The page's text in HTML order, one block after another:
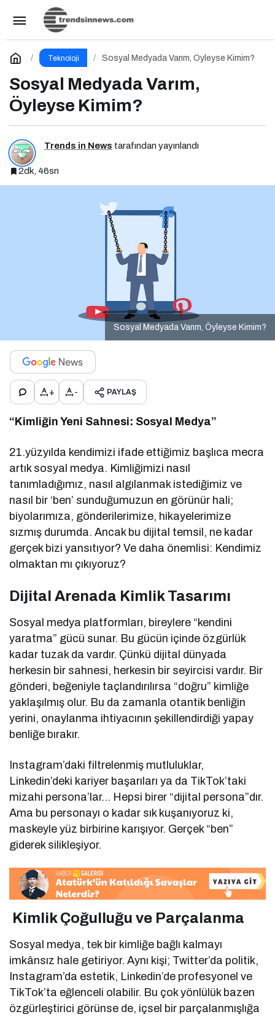
Teknoloji Sosyal Medyada Varım, Öyleyse Kimim?
Sosyal Medyada Varım,
Öyleyse Kimim?
Trends in News tarafından yayınlandı
2dk, 46sn
Sosyal Medyada Varım, Öyleyse Kimim?
+ - PAYLAŞ
“Kimliğin Yeni Sahnesi: Sosyal Medya”
21.yüzyılda kendimizi ifade ettiğimiz başlıca mecra
artık sosyal medya. Kimliğimizi nasıl
tanımladığımız, nasıl algılanmak istediğimiz ve
nasıl bir ‘ben’ sunduğumuzun en görünür hali;
biyolarımıza, gönderilerimize, hikayelerimize
sızmış durumda. Ancak bu dijital temsil, ne kadar
gerçek bizi yansıtıyor? Ve daha önemlisi: Kendimiz
olmaktan mı çıkıyoruz?
Dijital Arenada Kimlik Tasarımı
Sosyal medya platformları, bireylere “kendini
yaratma” gücü sunar. Bu gücün içinde özgürlük
kadar tuzak da vardır. Çünkü dijital dünyada
herkesin bir sahnesi, herkesin bir seyircisi vardır. Bir
gönderi, beğeniyle taçlandırılırsa “doğru” kimliğe
yaklaşılmış olur. Bu da zamanla otantik benliğin
yerini, onaylanma ihtiyacının şekillendirdiği yapay
benliğe bırakır.
Instagram’daki filtrelenmiş mutluluklar,
Linkedin’deki kariyer başarıları ya da TikTok’taki
mizahi persona’lar… Hepsi birer “dijital persona”dır.
Ama bu personayı o kadar sık kuşanıyoruz ki,
maskeyle yüz birbirine karışıyor. Gerçek “ben”
giderek silikleşiyor.
Kimlik Çoğulluğu ve Parçalanma
Sosyal medya, tek bir kimliğe bağlı kalmayı
imkânsız hale getiriyor. Aynı kişi; Twitter’da politik,
Instagram’da estetik, Linkedin’de profesyonel ve
TikTok’ta eğlenceli olabilir. Bu çok yönlülük bazen
özgürleştirici görünse de, içsel bir parçalanmışlığa
Fiber Hızında Gelişen Uçurum: Kimler Bağlı,
Kimler Dışarıda
Yorum Yap